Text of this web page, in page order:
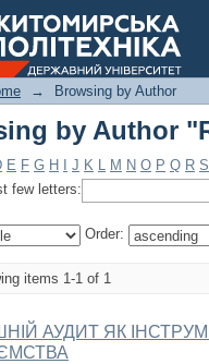
by Author
→ Browsing by Author
by Author
E F G H J K L M N O P Q R S
few letters:
Order:
items 1-1 of 1
АУДИТ ЯК